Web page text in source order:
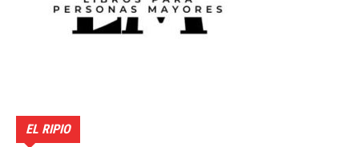
EL RIPIO